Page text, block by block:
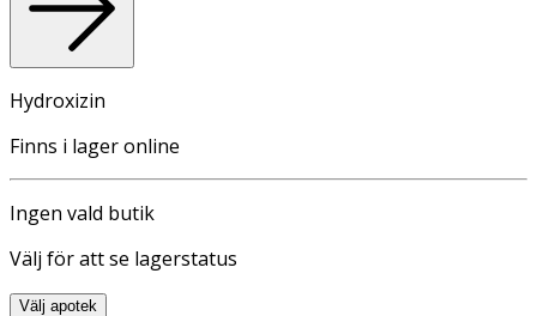
Hydroxizin
Finns i lager online
Ingen vald butik
Välj för att se lagerstatus
Välj apotek